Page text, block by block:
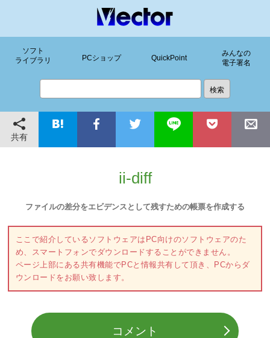
ソフト
ライブラリ
PCショップ QuickPoint
みんなの
電子署名
共有
ii-diff
ファイルの差分をエビデンスとして残すための帳票を作成する
ここで紹介しているソフトウェアはPC向けのソフトウェアのた
め、スマートフォンでダウンロードすることができません。
ページ上部にある共有機能でPCと情報共有して頂き、PCからダ
ウンロードをお願い致します。
コメント